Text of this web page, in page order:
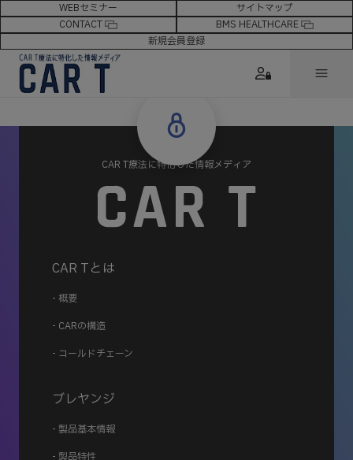
WEBセミナー
サイトマップ
CONTACT
BMS HEALTHCARE
新規会員登録
CAR T療法に特化した情報メディア
CAR Tとは
- 概要
- CARの構造
- コールドチェーン
ブレヤンジ
- 製品基本情報
- 製品特性